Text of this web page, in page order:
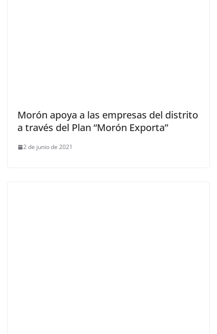
Morón apoya a las empresas del distrito
a través del Plan “Morón Exporta”
2 de junio de 2021